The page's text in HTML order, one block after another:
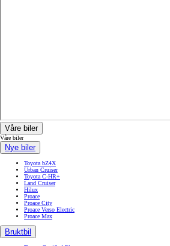
Våre biler
Våre biler
Nye biler
Toyota bZ4X
Urban Cruiser
Toyota C-HR+
Land Cruiser
Hilux
Proace
Proace City
Proace Verso Electric
Proace Max
Bruktbil